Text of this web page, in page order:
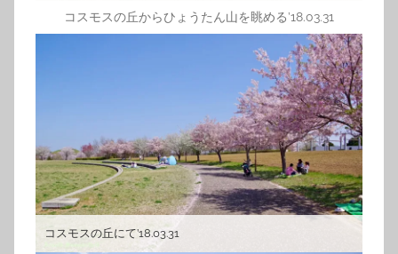
コスモスの丘からひょうたん山を眺める’18.03.31
コスモスの丘にて’18.03.31